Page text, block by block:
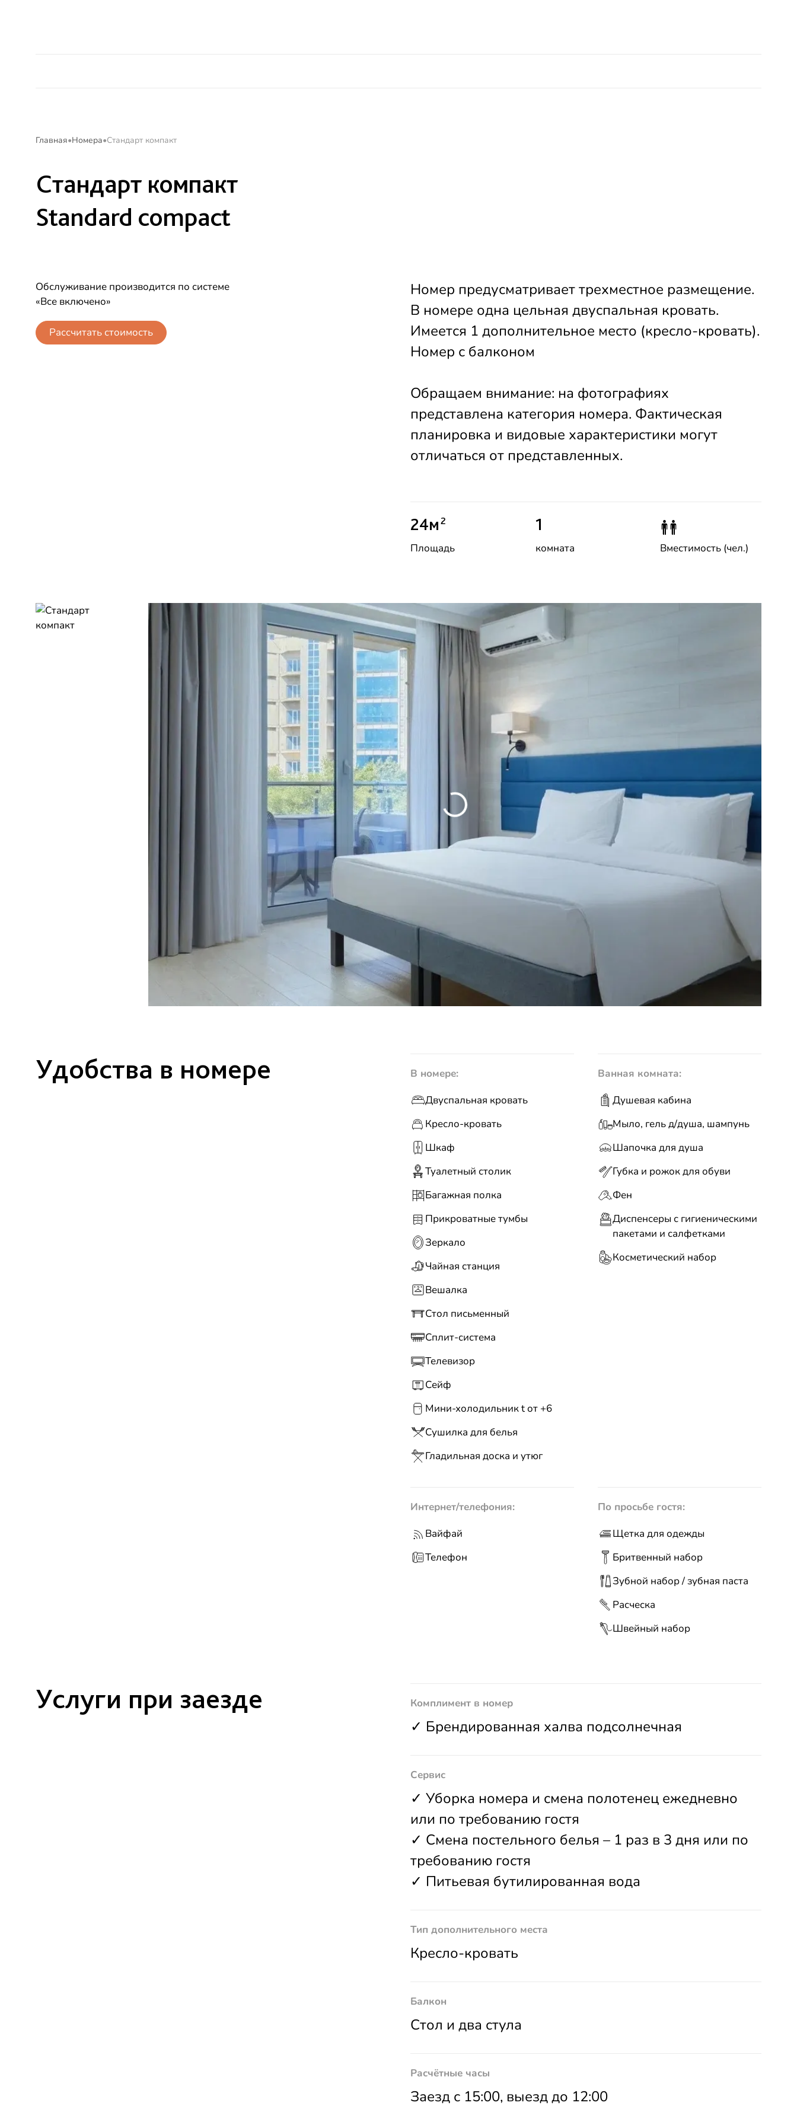
Главная Номера Стандарт компакт
Стандарт компакт
Standard compact
Обслуживание производится по системе
«Все включено»
Рассчитать стоимость
Номер предусматривает трехместное размещение.
В номере одна цельная двуспальная кровать.
Имеется 1 дополнительное место (кресло-кровать).
Номер с балконом
Обращаем внимание: на фотографиях
представлена категория номера. Фактическая
планировка и видовые характеристики могут
отличаться от представленных.
24м 2
Площадь
1
комната Вместимость (чел.)
Удобства в номере
В номере:
Двуспальная кровать
Кресло-кровать
Шкаф
Туалетный столик
Багажная полка
Прикроватные тумбы
Зеркало
Чайная станция
Вешалка
Стол письменный
Сплит-система
Телевизор
Сейф
Мини-холодильник t от +6
Сушилка для белья
Гладильная доска и утюг
Ванная комната:
Душевая кабина
Мыло, гель д/душа, шампунь
Шапочка для душа
Губка и рожок для обуви
Фен
Диспенсеры с гигиеническими
пакетами и салфетками
Косметический набор
Интернет/телефония:
Вайфай
Телефон
По просьбе гостя:
Щетка для одежды
Бритвенный набор
Зубной набор / зубная паста
Расческа
Швейный набор
Услуги при заезде Комплимент в номер
✓ Брендированная халва подсолнечная
Сервис
✓ Уборка номера и смена полотенец ежедневно
или по требованию гостя
✓ Смена постельного белья – 1 раз в 3 дня или по
требованию гостя
✓ Питьевая бутилированная вода
Тип дополнительного места
Кресло-кровать
Балкон
Стол и два стула
Расчётные часы
Заезд с 15:00, выезд до 12:00